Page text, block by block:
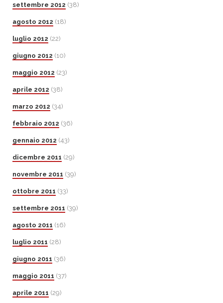
settembre 2012 (38)
agosto 2012 (18)
luglio 2012 (22)
giugno 2012 (10)
maggio 2012 (23)
aprile 2012 (38)
marzo 2012 (34)
febbraio 2012 (36)
gennaio 2012 (43)
dicembre 2011 (29)
novembre 2011 (39)
ottobre 2011 (33)
settembre 2011 (39)
agosto 2011 (16)
luglio 2011 (28)
giugno 2011 (36)
maggio 2011 (37)
aprile 2011 (29)